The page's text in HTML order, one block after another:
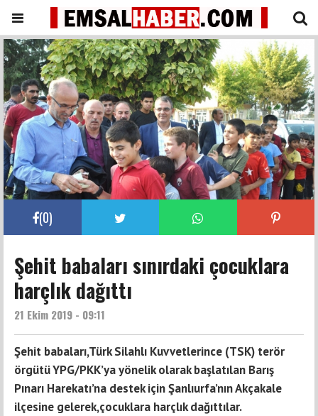
(0)
Şehit babaları sınırdaki çocuklara
harçlık dağıttı
21 Ekim 2019 - 09:11
Şehit babaları,Türk Silahlı Kuvvetlerince (TSK) terör
örgütü YPG/PKK’ya yönelik olarak başlatılan Barış
Pınarı Harekatı’na destek için Şanlıurfa’nın Akçakale
ilçesine gelerek,çocuklara harçlık dağıttılar.